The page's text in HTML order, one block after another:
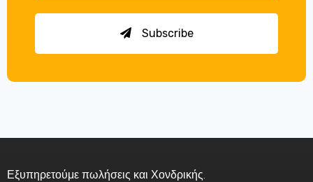
Subscribe
Εξυπηρετούμε πωλήσεις και Χονδρικής.